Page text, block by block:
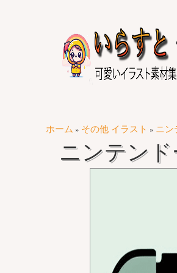
ホーム » その他 イラスト » ニン
ニンテン